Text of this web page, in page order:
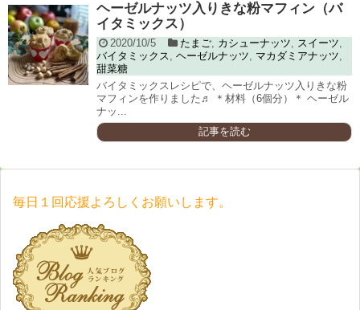
ヘーゼルナッツ入りきな粉マフィン（バ
イタミックス）
2020/10/5 たまご, カシューナッツ, スイーツ,
バイタミックス, ヘーゼルナッツ, マカダミアナッツ,
甜菜糖
バイタミックスレシピで、ヘーゼルナッツ入りきな粉
マフィンを作りました♬ ＊材料（6個分）＊ ヘーゼル
ナッ...
記事を読む
毎日１回応援よろしくお願いします。